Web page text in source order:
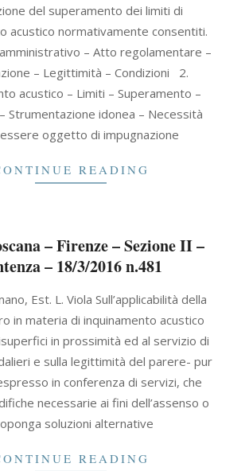
del superamento dei limiti di
acustico normativamente consentiti.
– Atto regolamentare –
– Legittimità – Condizioni 2.
acustico – Limiti – Superamento –
Strumentazione idonea – Necessità
oggetto di impugnazione
READING
– Firenze – Sezione II –
– 18/3/2016 n.481
Est. L. Viola Sull’applicabilità della
in materia di inquinamento acustico
in prossimità ed al servizio di
e sulla legittimità del parere- pur
in conferenza di servizi, che
necessarie ai fini dell’assenso o
soluzioni alternative
READING